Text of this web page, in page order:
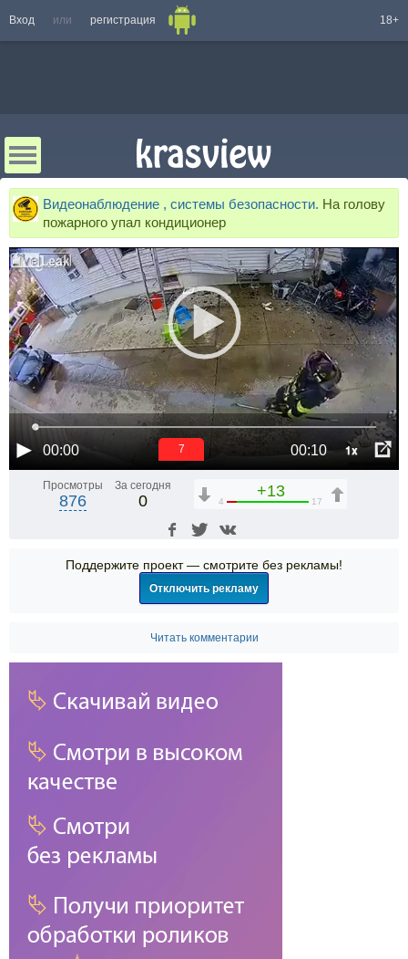
Вход или регистрация 18+
Видеонаблюдение , системы безопасности. На голову
пожарного упал кондиционер
00:00 00:10 1x
6
Просмотры
876
За сегодня
0
+13
4 17
Поддержите проект — смотрите без рекламы!
Отключить рекламу
Читать комментарии